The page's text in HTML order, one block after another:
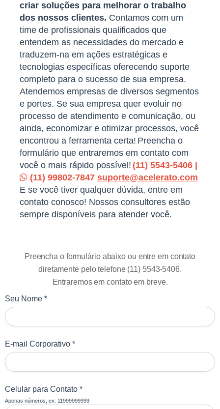
criar soluções para melhorar o trabalho
dos nossos clientes. Contamos com um
time de profissionais qualificados que
entendem as necessidades do mercado e
traduzem-na em ações estratégicas e
tecnologias específicas oferecendo suporte
completo para o sucesso de sua empresa.
Atendemos empresas de diversos segmentos
e portes. Se sua empresa quer evoluir no
processo de atendimento e comunicação, ou
ainda, economizar e otimizar processos, você
encontrou a ferramenta certa! Preencha o
formulário que entraremos em contato com
você o mais rápido possível! (11) 5543-5406 |
(11) 99802-7847 suporte@acelerato.com
E se você tiver qualquer dúvida, entre em
contato conosco! Nossos consultores estão
sempre disponíveis para atender você.
Preencha o formulário abaixo ou entre em contato
diretamente pelo telefone (11) 5543-5406.
Entraremos em contato em breve.
Seu Nome *
E-mail Corporativo *
Celular para Contato *
Apenas números, ex: 11999999999